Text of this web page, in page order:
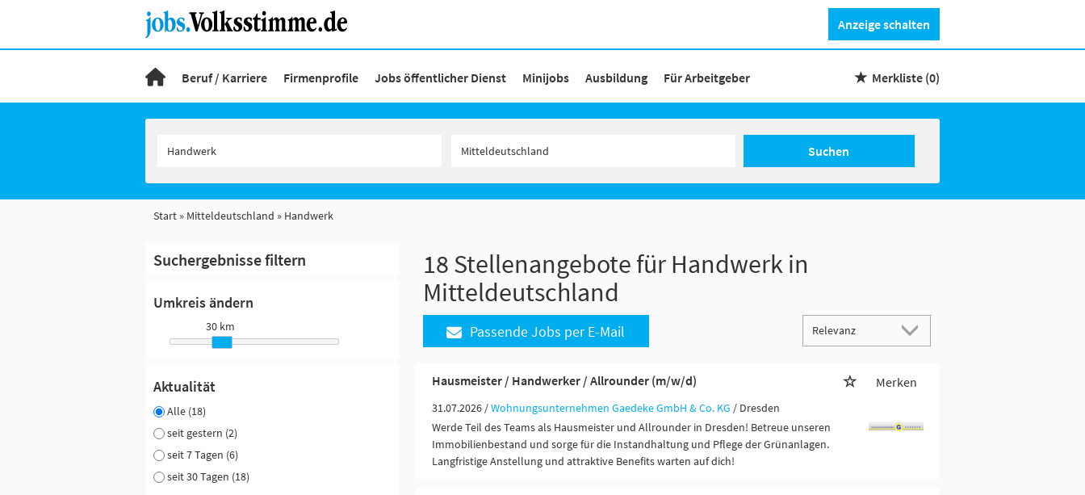
Anzeige schalten
Beruf / Karriere Firmenprofile Jobs öffentlicher Dienst Minijobs Ausbildung Für Arbeitgeber Merkliste (0)
Suchen
Start Mitteldeutschland Handwerk
Suchergebnisse filtern
Umkreis ändern
30 km
Aktualität
Alle (18)
seit gestern (2)
seit 7 Tagen (6)
seit 30 Tagen (18)
18 Stellenangebote für Handwerk in
Mitteldeutschland
Passende Jobs per E-Mail
Hausmeister / Handwerker / Allrounder (m/w/d) Merken
31.07.2026 /Wohnungsunternehmen Gaedeke GmbH & Co. KG / Dresden
Werde Teil des Teams als Hausmeister und Allrounder in Dresden! Betreue unseren
Immobilienbestand und sorge für die Instandhaltung und Pflege der Grünanlagen.
Langfristige Anstellung und attraktive Benefits warten auf dich!